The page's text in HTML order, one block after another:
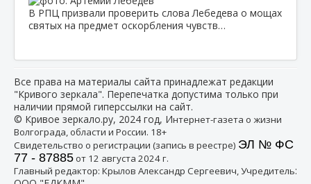
В РПЦ призвали проверить слова Лебедева о мощах
святых на предмет оскорбления чувств…
Все права на материалы сайта принадлежат редакции
"Кривого зеркала". Перепечатка допустима только при
наличии прямой гиперссылки на сайт.
© Кривое зеркало.ру, 2024 год, Интернет-газета о жизни
Волгограда, области и России. 18+
Свидетельство о регистрации (запись в реестре) ЭЛ № ФС
77 - 87885от 12 августа 2024 г.
Главный редактор: Крылов Александр Сергеевич, Учредитель: